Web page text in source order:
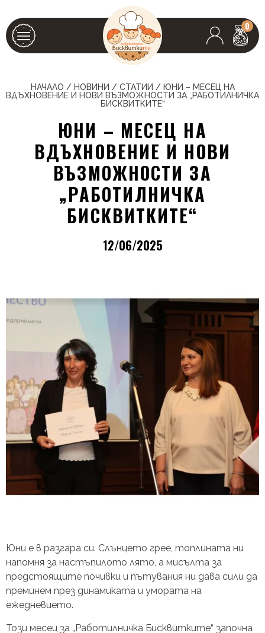
0
НАЧАЛО / НОВИНИ / СТАТИИ / ЮНИ – МЕСЕЦ НА
ВДЪХНОВЕНИЕ И НОВИ ВЪЗМОЖНОСТИ ЗА „РАБОТИЛНИЧКА
БИСКВИТКИТЕ“
ЮНИ – МЕСЕЦ НА
ВДЪХНОВЕНИЕ И НОВИ
ВЪЗМОЖНОСТИ ЗА
„РАБОТИЛНИЧКА
БИСКВИТКИТЕ“
12/06/2025
Юни е в разгара си. Слънцето грее, топлината ни
напомня за настъпилото лято, а мисълта за
предстоящите почивки и пътувания ни дава сили да
преминем през динамиката и умората на
ежедневието.
Този месец за „Работилничка Бисквитките“ започна